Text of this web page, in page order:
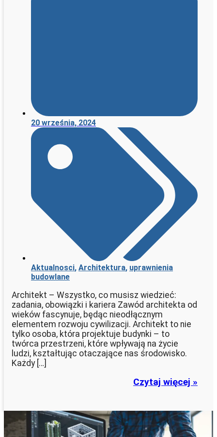
20 września, 2024
Aktualnosci, Architektura, uprawnienia
budowlane
Architekt – Wszystko, co musisz wiedzieć:
zadania, obowiązki i kariera Zawód architekta od
wieków fascynuje, będąc nieodłącznym
elementem rozwoju cywilizacji. Architekt to nie
tylko osoba, która projektuje budynki – to
twórca przestrzeni, które wpływają na życie
ludzi, kształtując otaczające nas środowisko.
Każdy […]
Czytaj więcej »